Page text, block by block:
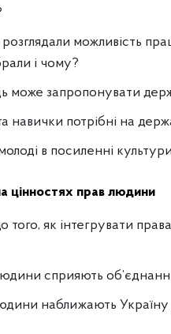
можливість
і чому?
може запропонувати
навички потрібні на
в посиленні
цінностях прав людини
як інтегрувати
сприяють
наближають